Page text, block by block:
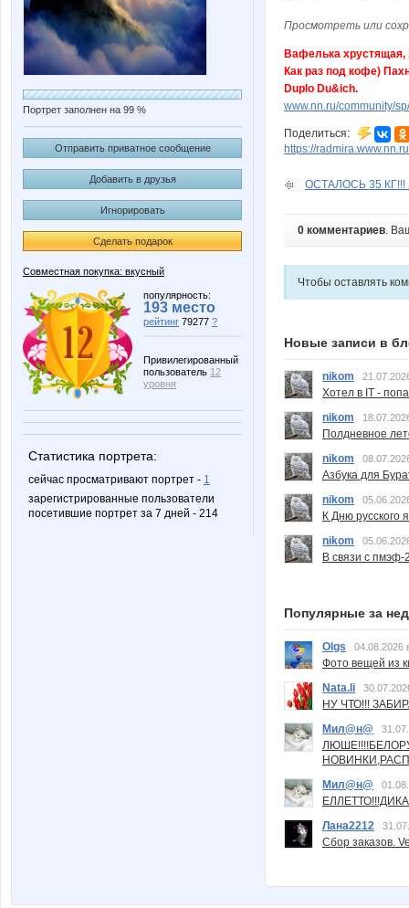
Портрет заполнен на 99 %
Отправить приватное сообщение
Добавить в друзья
Игнорировать
Сделать подарок
Совместная покупка: вкусный
популярность:
193 место
рейтинг 79277 ?
Привилегированный
пользователь 12
уровня
Статистика портрета:
сейчас просматривают портрет - 1
зарегистрированные пользователи
посетившие портрет за 7 дней - 214
Просмотреть или
Вафелька хрустящая,
Как раз под кофе)
Duplo Du&ich.
www.nn.ru/community/
Поделиться:
https://
ОСТАЛОСЬ 35 КГ!!!
0 комментариев.
Чтобы оставлять
Новые записи в
nikom
Хотел в IT -
nikom
Полдневное
nikom
Азбука для
nikom
К Дню русского
nikom
В связи с пмэф-
Популярные за
Olgs 04.08.2026
Фото вещей из
Nata.li
НУ ЧТО!!!
Мил@н@
Мил@н@
Лана2212
Сбор заказов.